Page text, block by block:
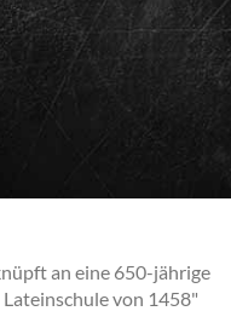
an eine 650-jährige
von 1458"